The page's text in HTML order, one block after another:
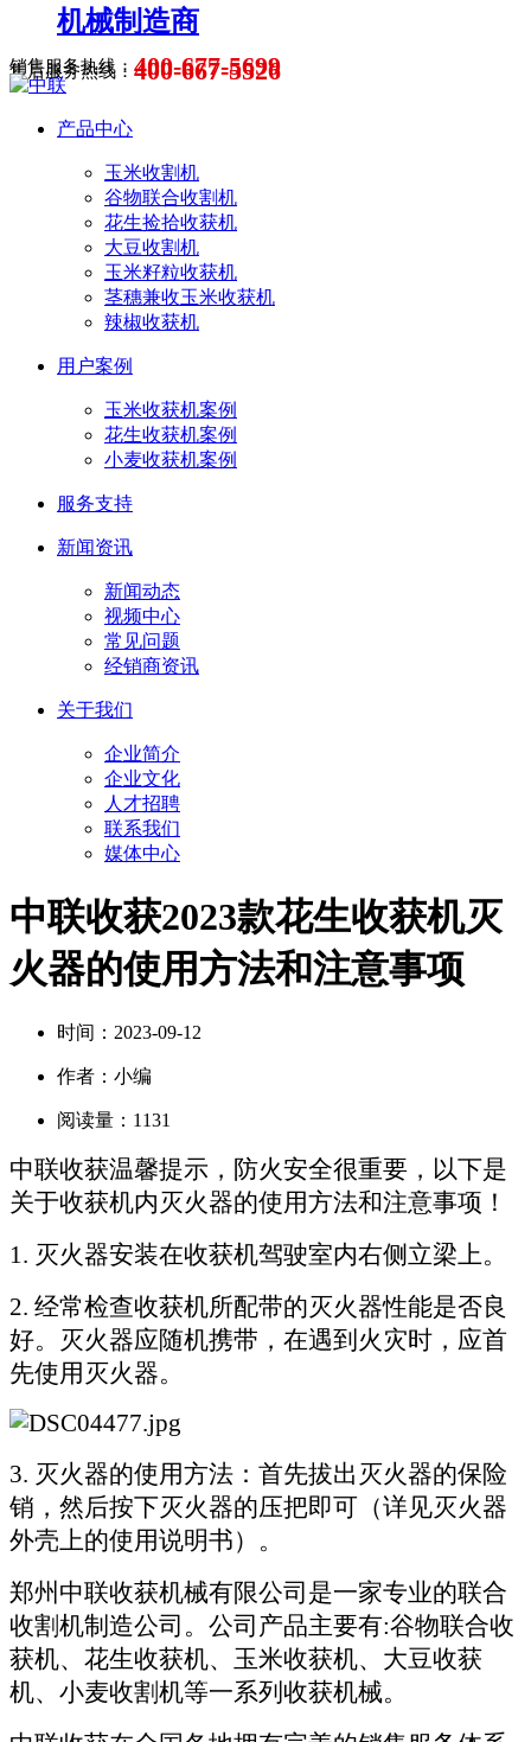
机械制造商
销售服务热线： 400-677-5699
售后服务热线： 400-667-5526
产品中心
玉米收割机
谷物联合收割机
花生捡拾收获机
大豆收割机
玉米籽粒收获机
茎穗兼收玉米收获机
辣椒收获机
用户案例
玉米收获机案例
花生收获机案例
小麦收获机案例
服务支持
新闻资讯
新闻动态
视频中心
常见问题
经销商资讯
关于我们
企业简介
企业文化
人才招聘
联系我们
媒体中心
中联收获2023款花生收获机灭
火器的使用方法和注意事项
时间： 2023-09-12
作者： 小编
阅读量： 1131
中联收获温馨提示，防火安全很重要，以下是
关于收获机内灭火器的使用方法和注意事项！
1. 灭火器安装在收获机驾驶室内右侧立梁上。
2. 经常检查收获机所配带的灭火器性能是否良
好。灭火器应随机携带，在遇到火灾时，应首
先使用灭火器。
3. 灭火器的使用方法：首先拔出灭火器的保险
销，然后按下灭火器的压把即可（详见灭火器
外壳上的使用说明书）。
郑州中联收获机械有限公司是一家专业的联合
收割机制造公司。公司产品主要有:谷物联合收
获机、花生收获机、玉米收获机、大豆收获
机、小麦收割机等一系列收获机械。